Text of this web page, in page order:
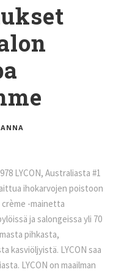
ANNA
LYCON, Australiasta #1
ihokarvojen poistoon
-mainetta
ja salongeissa yli 70
pihkasta,
kasviöljyistä. LYCON saa
LYCON on maailman